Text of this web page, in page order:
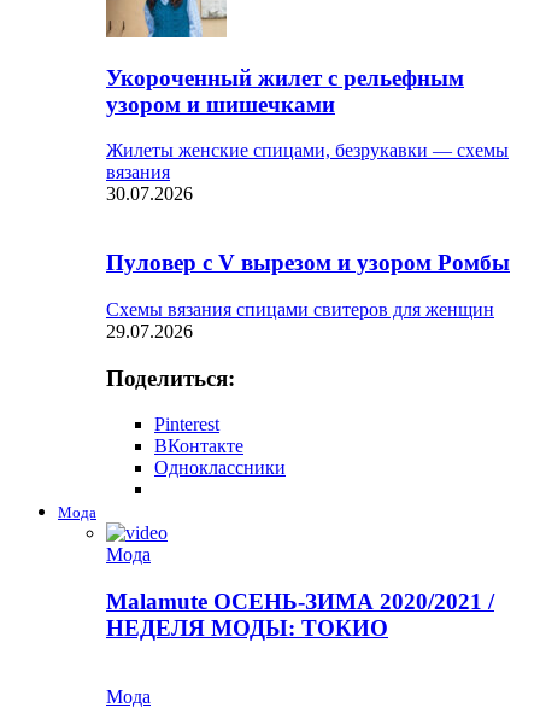
Укороченный жилет с рельефным
узором и шишечками
Жилеты женские спицами, безрукавки — схемы
вязания
30.07.2026
Пуловер с V вырезом и узором Ромбы
Схемы вязания спицами свитеров для женщин
29.07.2026
Поделиться:
Pinterest
ВКонтакте
Одноклассники
Мода
Мода
Malamute ОСЕНЬ-ЗИМА 2020/2021 /
НЕДЕЛЯ МОДЫ: ТОКИО
Мода